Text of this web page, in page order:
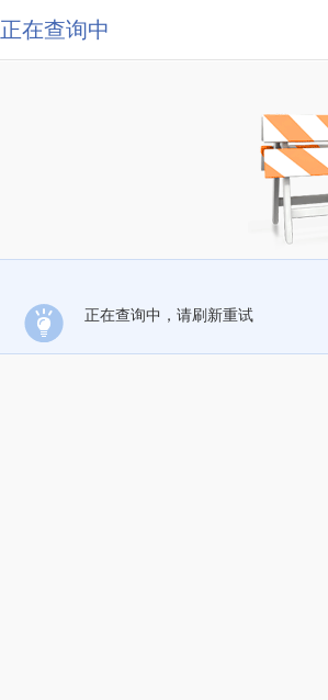
正在查询中
正在查询中，请刷新重试